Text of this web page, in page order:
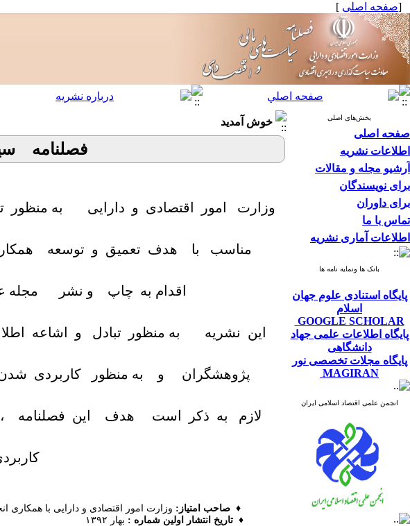
[صفحه اصلی ]
بخش‌های اصلی
صفحه اصلی
اطلاعات نشریه
آرشیو مجله و مقالات
برای نویسندگان
برای داوران
تماس با ما
اطلاعات آماری نشریه
بانک ها ونمایه نامه ها
پایگاه استنادی علوم جهان
اسلام
GOOGLE SCHOLAR
پایگاه اطلاعات علمی جهاد
دانشگاهی
پایگاه مجلات تخصصی نور
MAGIRAN
انجمن علمی اقتصاد اسلامی ایران
خوش آمدید
فصلنامه
وزارت امور اقتصادی و دارایی به منظور
مناسب با هدف تعمیق و توسعه
اقدام به چاپ و نشر
این نشریه به منظور تبادل و اشاعه
پژوهشگران و به منظور کاربردی
لازم به ذکر است هدف این فصلنامه ،
♦ صاحب امتیاز: وزارت امور اقتصادی و دارایی با همکاری
♦ تاریخ انتشار اولین شماره : بهار ۱۳۹۲